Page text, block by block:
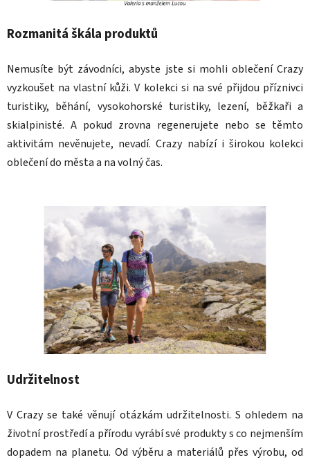
Rozmanitá škála produktů
Nemusíte být závodníci, abyste jste si mohli oblečení Crazy
vyzkoušet na vlastní kůži. V kolekci si na své přijdou příznivci
turistiky, běhání, vysokohorské turistiky, lezení, běžkaři a
skialpinisté. A pokud zrovna regenerujete nebo se těmto
aktivitám nevěnujete, nevadí. Crazy nabízí i širokou kolekci
oblečení do města a na volný čas.
Udržitelnost
V Crazy se také věnují otázkám udržitelnosti. S ohledem na
životní prostředí a přírodu vyrábí své produkty s co nejmenším
dopadem na planetu. Od výběru a materiálů přes výrobu, od